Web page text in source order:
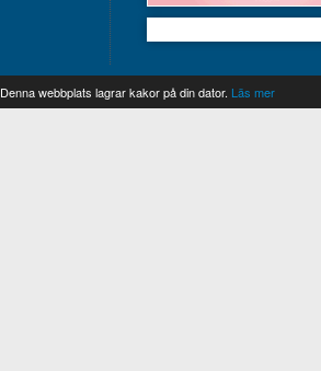
Denna webbplats lagrar kakor på din dator. Läs mer